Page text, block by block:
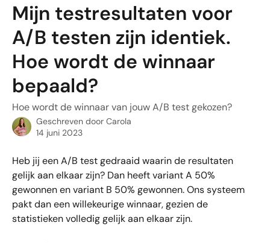
Mijn testresultaten voor
A/B testen zijn identiek.
Hoe wordt de winnaar
bepaald?
Hoe wordt de winnaar van jouw A/B test gekozen?
Geschreven door Carola
14 juni 2023
Heb jij een A/B test gedraaid waarin de resultaten
gelijk aan elkaar zijn? Dan heeft variant A 50%
gewonnen en variant B 50% gewonnen. Ons systeem
pakt dan een willekeurige winnaar, gezien de
statistieken volledig gelijk aan elkaar zijn.